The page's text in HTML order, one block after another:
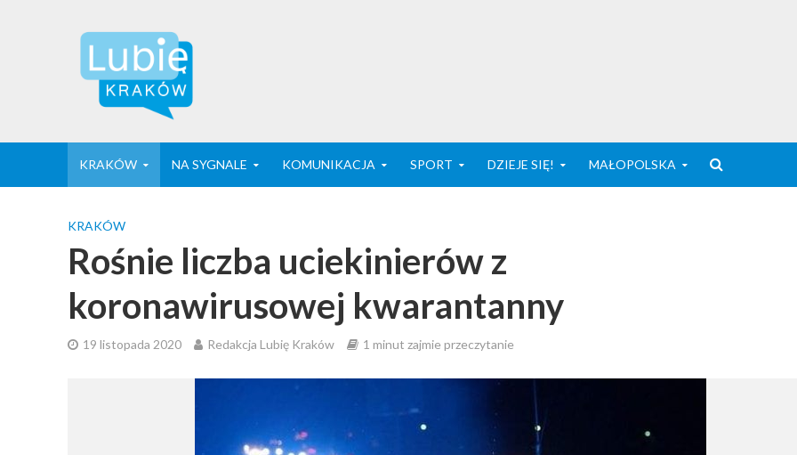
KRAKÓW NA SYGNALE KOMUNIKACJA SPORT DZIEJE SIĘ! MAŁOPOLSKA
KRAKÓW
Rośnie liczba uciekinierów z
koronawirusowej kwarantanny
19 listopada 2020 Redakcja Lubię Kraków 1 minut zajmie przeczytanie